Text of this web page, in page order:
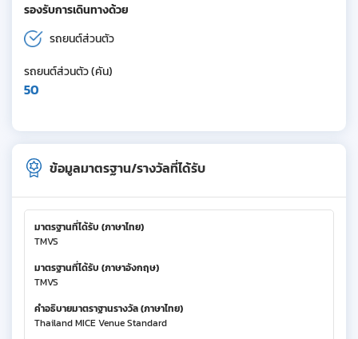
รองรับการเดินทางด้วย
รถยนต์ส่วนตัว
รถยนต์ส่วนตัว (คัน)
50
ข้อมูลมาตรฐาน/รางวัลที่ได้รับ
มาตรฐานที่ได้รับ (ภาษาไทย)
TMVS
มาตรฐานที่ได้รับ (ภาษาอังกฤษ)
TMVS
คำอธิบายมาตราฐานรางวัล (ภาษาไทย)
Thailand MICE Venue Standard